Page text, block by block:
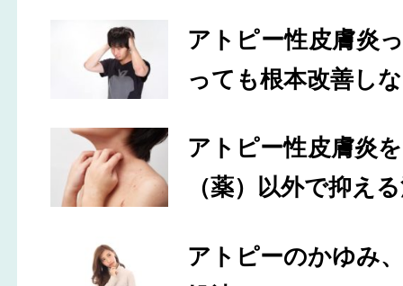
アトピー性皮膚炎
っても根本改善し
アトピー性皮膚炎
（薬）以外で抑え
アトピーのかゆみ